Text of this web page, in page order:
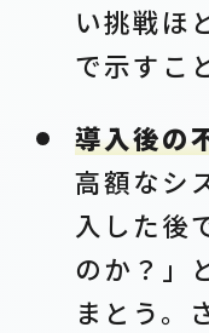
い挑戦ほ
で示すこ
導入後の
高額なシ
入した後
のか？」
まとう。